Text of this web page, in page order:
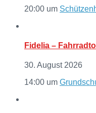
20:00 um
Fidelia –
30. August 2026
14:00 um